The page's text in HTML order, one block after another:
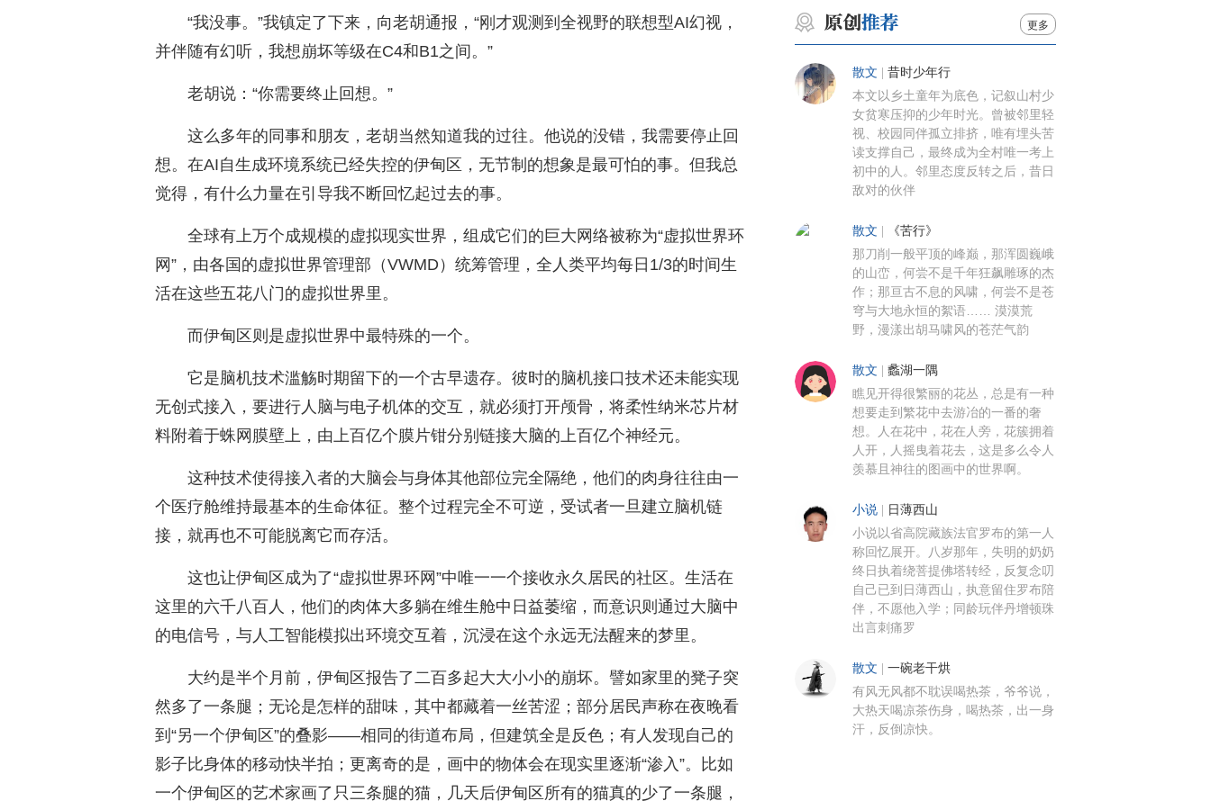
“我没事。”我镇定了下来，向老胡通报，“刚才观测到全视野的联想型AI幻视，
并伴随有幻听，我想崩坏等级在C4和B1之间。”
老胡说：“你需要终止回想。”
这么多年的同事和朋友，老胡当然知道我的过往。他说的没错，我需要停止回
想。在AI自生成环境系统已经失控的伊甸区，无节制的想象是最可怕的事。但我总
觉得，有什么力量在引导我不断回忆起过去的事。
全球有上万个成规模的虚拟现实世界，组成它们的巨大网络被称为“虚拟世界环
网”，由各国的虚拟世界管理部（VWMD）统筹管理，全人类平均每日1/3的时间生
活在这些五花八门的虚拟世界里。
而伊甸区则是虚拟世界中最特殊的一个。
它是脑机技术滥觞时期留下的一个古早遗存。彼时的脑机接口技术还未能实现
无创式接入，要进行人脑与电子机体的交互，就必须打开颅骨，将柔性纳米芯片材
料附着于蛛网膜壁上，由上百亿个膜片钳分别链接大脑的上百亿个神经元。
这种技术使得接入者的大脑会与身体其他部位完全隔绝，他们的肉身往往由一
个医疗舱维持最基本的生命体征。整个过程完全不可逆，受试者一旦建立脑机链
接，就再也不可能脱离它而存活。
这也让伊甸区成为了“虚拟世界环网”中唯一一个接收永久居民的社区。生活在
这里的六千八百人，他们的肉体大多躺在维生舱中日益萎缩，而意识则通过大脑中
的电信号，与人工智能模拟出环境交互着，沉浸在这个永远无法醒来的梦里。
大约是半个月前，伊甸区报告了二百多起大大小小的崩坏。譬如家里的凳子突
然多了一条腿；无论是怎样的甜味，其中都藏着一丝苦涩；部分居民声称在夜晚看
到“另一个伊甸区”的叠影——相同的街道布局，但建筑全是反色；有人发现自己的
影子比身体的移动快半拍；更离奇的是，画中的物体会在现实里逐渐“渗入”。比如
一个伊甸区的艺术家画了只三条腿的猫，几天后伊甸区所有的猫真的少了一条腿，
更多
散文 昔时少年行
本文以乡土童年为底色，记叙山村少
女贫寒压抑的少年时光。曾被邻里轻
视、校园同伴孤立排挤，唯有埋头苦
读支撑自己，最终成为全村唯一考上
初中的人。邻里态度反转之后，昔日
敌对的伙伴
散文 《苦行》
那刀削一般平顶的峰巅，那浑圆巍峨
的山峦，何尝不是千年狂飙雕琢的杰
作；那亘古不息的风啸，何尝不是苍
穹与大地永恒的絮语…… 漠漠荒
野，漫漾出胡马啸风的苍茫气韵
散文 蠡湖一隅
瞧见开得很繁丽的花丛，总是有一种
想要走到繁花中去游冶的一番的奢
想。人在花中，花在人旁，花簇拥着
人开，人摇曳着花去，这是多么令人
羡慕且神往的图画中的世界啊。
小说 日薄西山
小说以省高院藏族法官罗布的第一人
称回忆展开。八岁那年，失明的奶奶
终日执着绕菩提佛塔转经，反复念叨
自己已到日薄西山，执意留住罗布陪
伴，不愿他入学；同龄玩伴丹增顿珠
出言刺痛罗
散文 一碗老干烘
有风无风都不耽误喝热茶，爷爷说，
大热天喝凉茶伤身，喝热茶，出一身
汗，反倒凉快。